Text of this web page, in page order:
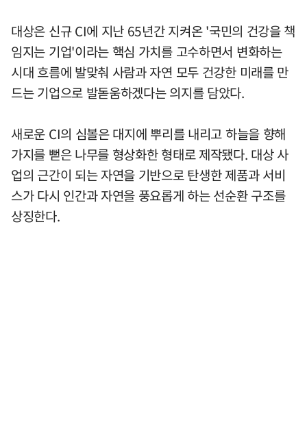
대상은 신규 CI에 지난 65년간 지켜온 '국민의 건강을 책
임지는 기업'이라는 핵심 가치를 고수하면서 변화하는
시대 흐름에 발맞춰 사람과 자연 모두 건강한 미래를 만
드는 기업으로 발돋움하겠다는 의지를 담았다.
새로운 CI의 심볼은 대지에 뿌리를 내리고 하늘을 향해
가지를 뻗은 나무를 형상화한 형태로 제작됐다. 대상 사
업의 근간이 되는 자연을 기반으로 탄생한 제품과 서비
스가 다시 인간과 자연을 풍요롭게 하는 선순환 구조를
상징한다.